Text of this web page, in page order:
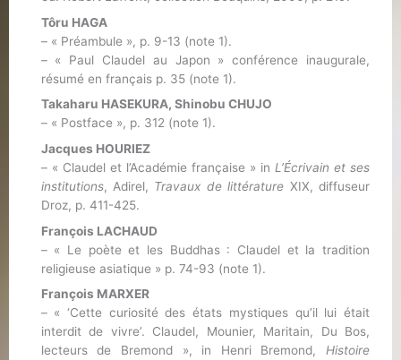
Tôru HAGA
– « Préambule », p. 9-13 (note 1).
– « Paul Claudel au Japon » conférence inaugurale,
résumé en français p. 35 (note 1).
Takaharu HASEKURA, Shinobu CHUJO
– « Postface », p. 312 (note 1).
Jacques HOURIEZ
– « Claudel et l’Académie française » in L’Écrivain et ses
institutions, Adirel, Travaux de littérature XIX, diffuseur
Droz, p. 411-425.
François LACHAUD
– « Le poète et les Buddhas : Claudel et la tradition
religieuse asiatique » p. 74-93 (note 1).
François MARXER
– « ‘Cette curiosité des états mystiques qu’il lui était
interdit de vivre’. Claudel, Mounier, Maritain, Du Bos,
lecteurs de Bremond », in Henri Bremond, Histoire